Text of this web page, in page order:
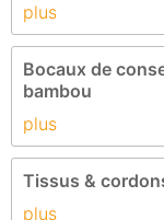
plus
Bocaux de
bambou
plus
Tissus &
plus